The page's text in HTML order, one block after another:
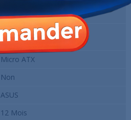
Oui
Micro ATX
Non
ASUS
12 Mois